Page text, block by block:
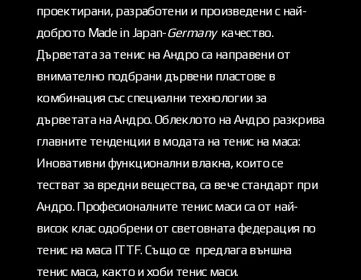
проектирани, разработени и произведени с най-
доброто Made in Japan-Germanyкачество.
Дърветата за тенис на Андро са направени от
внимателно подбрани дървени пластове в
комбинация със специални технологии за
дърветата на Андро. Облеклото на Андро разкрива
главните тенденции в модата на тенис на маса:
Иновативни функционални влакна, които се
тестват за вредни вещества, са вече стандарт при
Андро. Професионалните тенис маси са от най-
висок клас одобрени от световната федерация по
тенис на маса ITTF. Също се предлага външна
тенис маса, както и хоби тенис маси.